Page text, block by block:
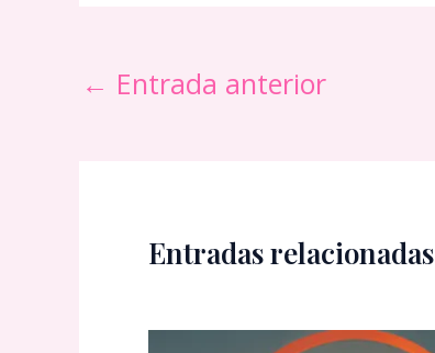
← Entrada anterior
Entradas relacionadas